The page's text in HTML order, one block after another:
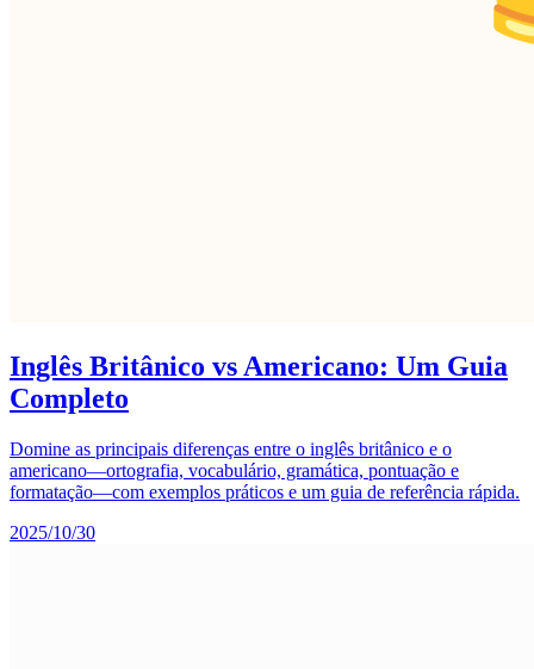
Inglês Britânico vs Americano: Um Guia
Completo
Domine as principais diferenças entre o inglês britânico e o
americano—ortografia, vocabulário, gramática, pontuação e
formatação—com exemplos práticos e um guia de referência rápida.
2025/10/30